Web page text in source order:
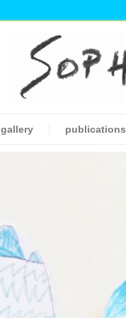
gallery publications